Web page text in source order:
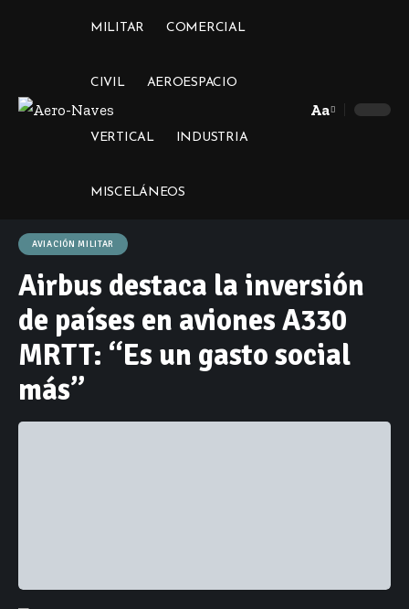
MILITAR COMERCIAL
CIVIL AEROESPACIO
VERTICAL INDUSTRIA
MISCELÁNEOS
Font
Aa
AVIACIÓN MILITAR
Airbus destaca la inversión
de países en aviones A330
MRTT: “Es un gasto social
más”